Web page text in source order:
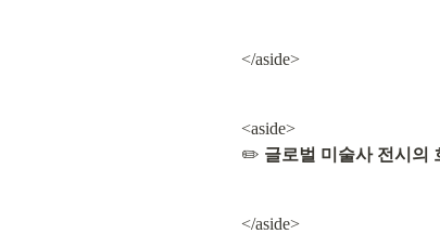
</aside>
<aside>
✏️ 글로벌 미술사 전시의
</aside>